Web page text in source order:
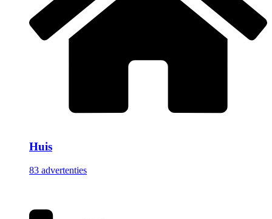
Huis
83 advertenties